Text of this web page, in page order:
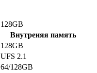
128GB
Внутреняя память
128GB
UFS 2.1
64/128GB